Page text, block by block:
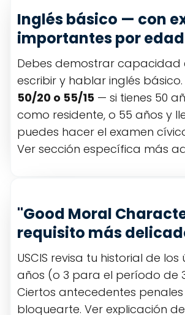
Inglés básico — con
importantes por edad
Debes demostrar capacidad
escribir y hablar inglés básico.
50/20 o 55/15 — si tienes 50
como residente, o 55 años y
puedes hacer el examen
Ver sección específica más
"Good Moral
requisito más
USCIS revisa tu historial de los
años (o 3 para el período de
Ciertos antecedentes
bloquearte. Ver explicación